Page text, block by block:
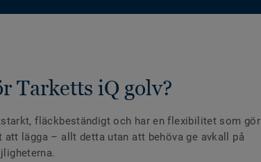
Tarketts iQ golv?
fläckbeständigt och har en flexibilitet som gör
att lägga – allt detta utan att behöva ge avkall på